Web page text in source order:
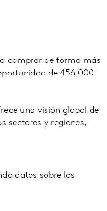
comprar de forma más
de 456.000
una visión global de
sectores y regiones,
datos sobre las